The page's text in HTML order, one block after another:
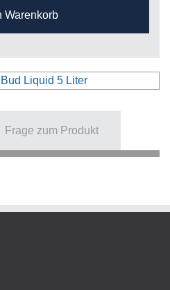
Warenkorb
Frage zum Produkt